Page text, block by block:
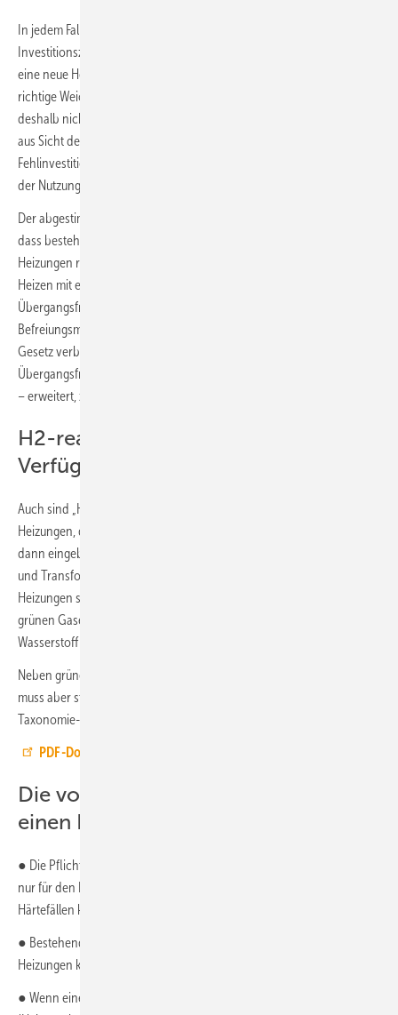
In jedem Fall ist der Fokus auf den Neueinbau angesichts der langen
Investitionszeiträume im Gebäudebereich entscheidend. Wer heute
eine neue Heizung einbaut, will diese 20 bis 25 Jahre nutzen. Die
richtige Weichenstellung beim Einbau von neuen Heizungen muss
deshalb nicht nur aus Sicht der Bundesregierung jetzt erfolgen. Auch
aus Sicht der Eigentümer ist diese Perspektive relevant, um
Fehlinvestitionen in Lösungen zu vermeiden, die im Betrieb während
der Nutzungsdauer hohe Kosten bedeuten.
Der abgestimmte Referentenentwurf für die GEG-Novelle sieht vor,
dass bestehende Heizungen weiterhin betrieben und kaputte
Heizungen repariert werden können. Für den Übergang auf das
Heizen mit erneuerbaren Energien sieht die Gesetzesnovelle
Übergangsfristen, verschiedene Erfüllungsoptionen und
Befreiungsmöglichkeiten in besonderen Situationen vor. Um das
Gesetz verbraucherfreundlicher zu gestalten, wurden zuletzt die
Übergangsfristen und Erfüllungsoptionen – vor allem für den Neubau
– erweitert, zum Beispiel um Solarthermie.
H2-ready: Wette auf die
Verfügbarkeit grüner Gase
Auch sind „H2-ready“ Gas-Heizungen eine weitere Option, also
Heizungen, die auf 100 % Wasserstoff umrüstbar sind. Diese dürfen
dann eingebaut werden, wenn es einen verbindlichen Investitions-
und Transformationsplan für Wasserstoffnetze gibt und diese
Heizungen schon 2030 mit mindestens 50 % Biomethan oder anderen
grünen Gasen und spätestens ab 2035 mit mindestens 65 %
Wasserstoff betrieben werden.
Neben grünem Wasserstoff ist auch blauer Wasserstoff möglich, er
muss aber strengen Kriterien genügen (in Anlehnung an die
Taxonomie-Verordnung).
PDF-Download des Gesetzentwurfs für die GEG-Novelle
Die vorgeschlagenen Regelungen auf
einen Blick:
● Die Pflicht zum Erneuerbaren Heizen ab dem 01. Januar 2024 gilt
nur für den Einbau neuer Heizungen; Ausnahmen sind möglich. In
Härtefällen können Eigentümer von der Pflicht befreit werden.
● Bestehende Heizungen können weiter betrieben werden. Kaputte
Heizungen können repariert werden.
● Wenn eine Erdgas- oder Ölheizung irreparabel ist